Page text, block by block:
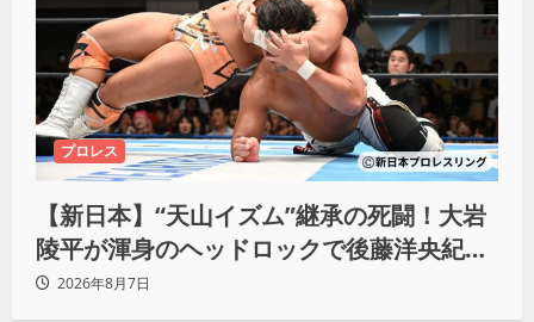
プロレス
【新日本】“天山イズム”継承の死闘！大岩
陵平が渾身のヘッドロックで後藤洋央紀か
らタップ奪取 執念の「リベンジ＆4勝目」
2026年8月7日